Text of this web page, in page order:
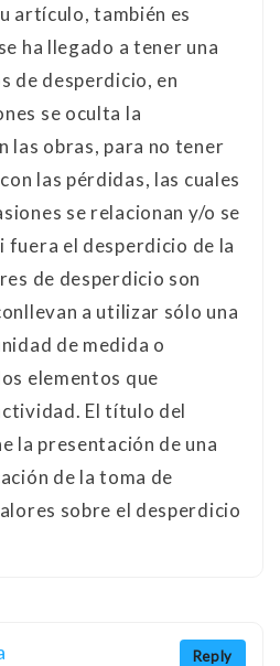
artículo, también es
ha llegado a tener una
de desperdicio, en
se oculta la
las obras, para no tener
las pérdidas, las cuales
se relacionan y/o se
fuera el desperdicio de la
de desperdicio son
a utilizar sólo una
de medida o
elementos que
El título del
la presentación de una
de la toma de
sobre el desperdicio
Reply